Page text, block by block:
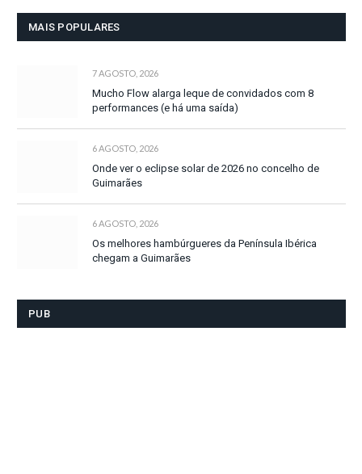
MAIS POPULARES
7 AGOSTO, 2026
Mucho Flow alarga leque de convidados com 8
performances (e há uma saída)
6 AGOSTO, 2026
Onde ver o eclipse solar de 2026 no concelho de
Guimarães
6 AGOSTO, 2026
Os melhores hambúrgueres da Península Ibérica
chegam a Guimarães
PUB